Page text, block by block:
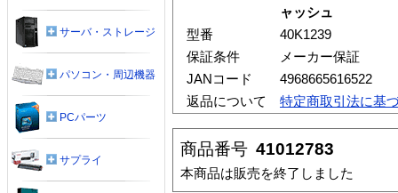
ャッシュ
型番
40K1239
保証条件
メーカー保証
JANコード
4968665616522
返品について
特定商取引法に基
商品番号 41012783
本商品は販売を終了しました
サーバ・ストレージ
パソコン・周辺機器
PCパーツ
サプライ